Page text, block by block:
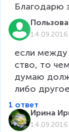
Благодарю
14.09.2016
если
ство, то
думаю
либо
1 ответ
Ирина
14.09.2016